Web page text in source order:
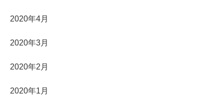
2020年4月
2020年3月
2020年2月
2020年1月